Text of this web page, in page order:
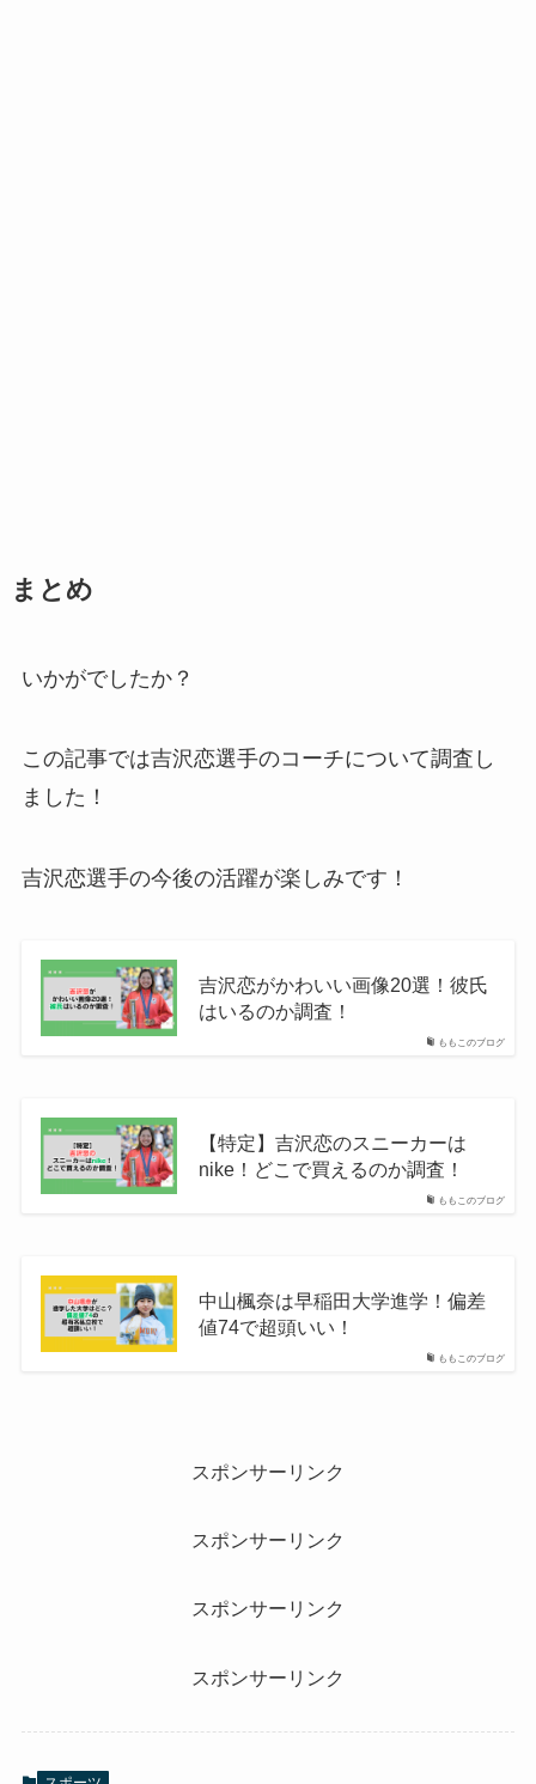
まとめ
いかがでしたか？
この記事では吉沢恋選手のコーチについて調査し
ました！
吉沢恋選手の今後の活躍が楽しみです！
ももこのブログ
吉沢恋がかわいい画像20選！彼氏
はいるのか調査！
ももこのブログ
【特定】吉沢恋のスニーカーは
nike！どこで買えるのか調査！
ももこのブログ
中山楓奈は早稲田大学進学！偏差
値74で超頭いい！
スポンサーリンク
スポンサーリンク
スポンサーリンク
スポンサーリンク